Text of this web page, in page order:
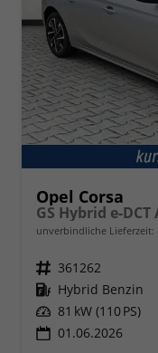
Opel Corsa
GS Hybrid e-
unverbindliche Lieferzeit:
Fahrzeugnr. 361262
Kraftstoff Hybrid Benzin
Leistung 81 kW (110 PS)
01.06.2026